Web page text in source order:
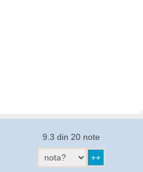
9.3 din 20 note